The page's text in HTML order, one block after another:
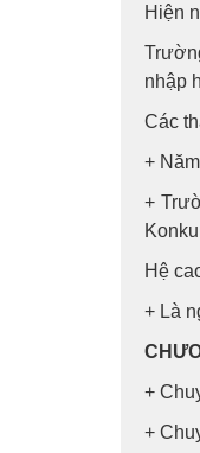
Hiện
nhập
Các
+
+
Hệ
+ Là
+
+